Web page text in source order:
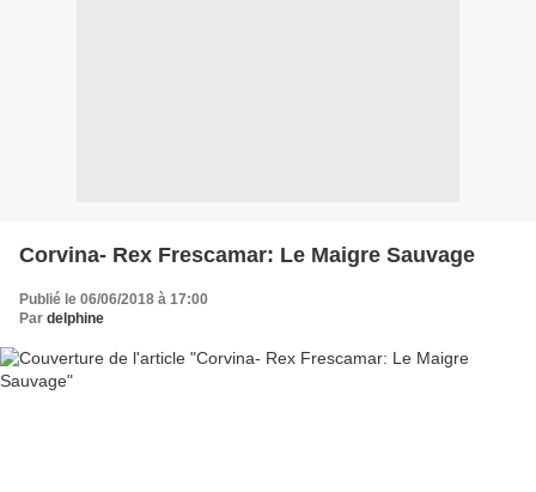
Corvina- Rex Frescamar: Le Maigre Sauvage
Publié le 06/06/2018 à 17:00
Par delphine